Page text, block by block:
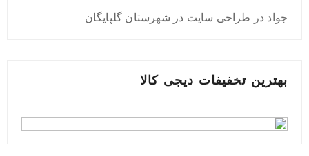
جواد در طراحی سایت در شهرستان گلپایگان
بهترین تخفیفات دیجی کالا